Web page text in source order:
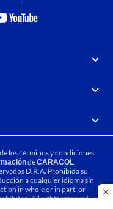
youtube-
losTérminos y condiciones
deCARACOL
D.R.A. Prohibida su
a cualquier idioma sin
in whole or in part, or
All rights reserved